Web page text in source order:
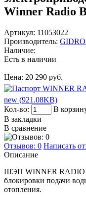
Winner Radio
Артикул: 11053022
Производитель:
Наличие:
Есть в наличии
Цена: 20 290 руб.
new (921.08KB)
Кол-во:
В
В закладки
В сравнение
Отзывов: 0 Написать
Описание
ШЭП WINNER RADIO
блокировки подачи
отопления.